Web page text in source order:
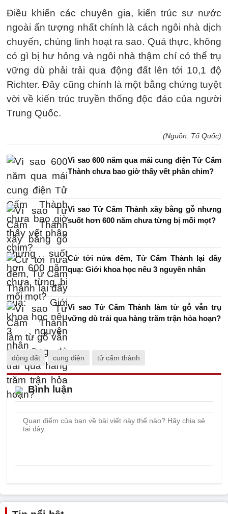
Điều khiến các chuyên gia, kiến trúc sư nước
ngoài ấn tượng nhất chính là cách ngôi nhà dịch
chuyển, chúng linh hoạt ra sao. Quả thực, không
có gì bị hư hỏng và ngôi nhà thậm chí có thể trụ
vững dù phải trải qua động đất lên tới 10,1 độ
Richter. Đây cũng chính là một bằng chứng tuyệt
vời về kiến trúc truyền thống độc đáo của người
Trung Quốc.
(Nguồn: Tổ Quốc)
Vì sao 600 năm qua mái cung điện Tử Cấm
Thành chưa bao giờ thấy vết phân chim?
Vì sao Tử Cấm Thành xây bằng gỗ nhưng
suốt hơn 600 năm chưa từng bị mối mọt?
Cứ tới nửa đêm, Tử Cấm Thành lại đầy
quạ: Giới khoa học nêu 3 nguyên nhân
Vì sao Tử Cấm Thành làm từ gỗ vẫn trụ
vững dù trải qua hàng trăm trận hỏa hoạn?
động đất cung điện tử cấm thành
Bình luận